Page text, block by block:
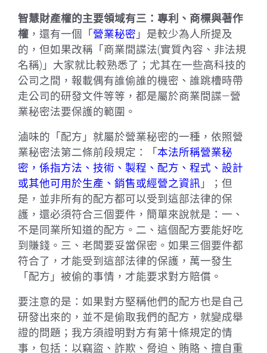
智慧財產權的主要領域有三：專利、商標與著作
權 ，還有一個「 營業秘密 」是較少為人所提及
的，但如果改稱「商業間諜法(實質內容、非法規
名稱)」大家就比較熟悉了；尤其在一些高科技的
公司之間，報載偶有誰偷誰的機密、誰跳槽時帶
走公司的研發文件等等，都是屬於商業間諜—營
業秘密法要保護的範圍。
滷味的「配方」就屬於營業秘密的一種，依照營
業秘密法第二條前段規定：「 本法所稱營業秘
密，係指方法、技術、製程、配方、程式、設計
或其他可用於生產、銷售或經營之資訊 」；但
是，並非所有的配方都可以受到這部法律的保
護，還必須符合三個要件，簡單來說就是：一、
不是同業所知道的配方。二、這個配方要能好吃
到賺錢。三、老闆要妥當保密。如果三個要件都
符合了，才能受到這部法律的保護，萬一發生
「配方」被偷的事情，才能要求對方賠償。
要注意的是：如果對方堅稱他們的配方也是自己
研發出來的，並不是偷取我們的配方，就變成舉
證的問題；我方須證明對方有第十條規定的情
事，包括：以竊盜、詐欺、脅迫、賄賂、擅自重